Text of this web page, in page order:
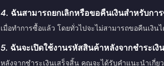
4. ฉันสามารถยกเลิกหรือขอคืนเงินสำหรับกา
เมื่อทำการซื้อแล้ว โดยทั่วไปจะไม่สามารถขอคืนเงิ
5. ฉันจะเปิดใช้งานรหัสสินค้าหลังจากชำระเงิ
หลังจากชำระเงินเสร็จสิ้น คุณจะได้รับคำแนะนำเกี่